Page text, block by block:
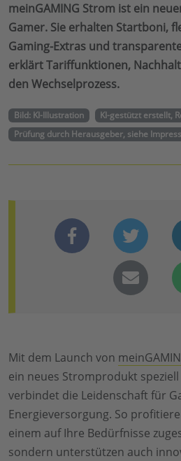
meinGAMING Strom ist ein
Gamer. Sie erhalten Startboni,
Gaming-Extras und
erklärt Tariffunktionen,
den Wechselprozess.
Bild: KI-Illustration
KI-gestützt erstellt,
Prüfung durch Herausgeber, siehe
Mit dem Launch von
ein neues Stromprodukt speziell
verbindet die Leidenschaft für
Energieversorgung. So
einem auf Ihre Bedürfnisse
sondern unterstützen auch